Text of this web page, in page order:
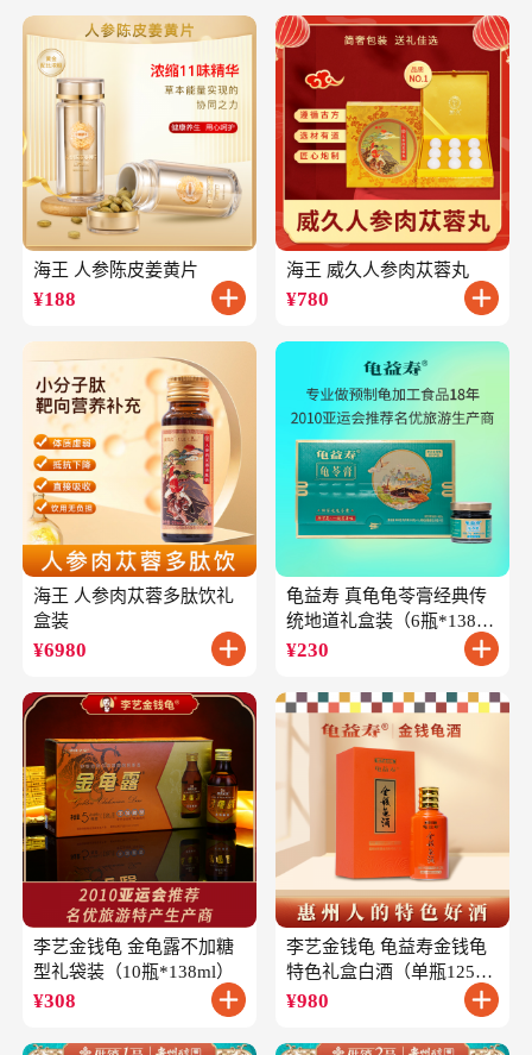
海王 人参陈皮姜黄片
¥188
海王 威久人参肉苁蓉丸
¥780
海王 人参肉苁蓉多肽饮礼
盒装
¥6980
龟益寿 真龟龟苓膏经典传
统地道礼盒装（6瓶*138
克）
¥230
李艺金钱龟 金龟露不加糖
型礼袋装（10瓶*138ml）
¥308
李艺金钱龟 龟益寿金钱龟
特色礼盒白酒（单瓶125ml
礼盒装）
¥980